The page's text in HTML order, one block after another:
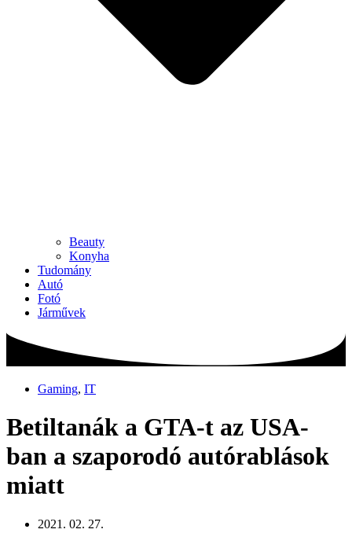
Beauty
Konyha
Tudomány
Autó
Fotó
Járművek
Gaming, IT
Betiltanák a GTA-t az USA-
ban a szaporodó autórablások
miatt
2021. 02. 27.